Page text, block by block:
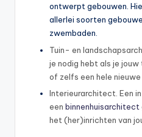
ontwerpt gebouwen.
allerlei soorten
zwembaden.
Tuin- en
je nodig hebt als je
of zelfs een hele
Interieurarchitect. Een
een binnenhuisarchitect
het (her)inrichten van